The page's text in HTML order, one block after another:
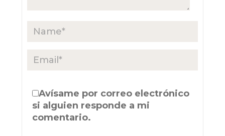
Avísame por correo electrónico
si alguien responde a mi
comentario.